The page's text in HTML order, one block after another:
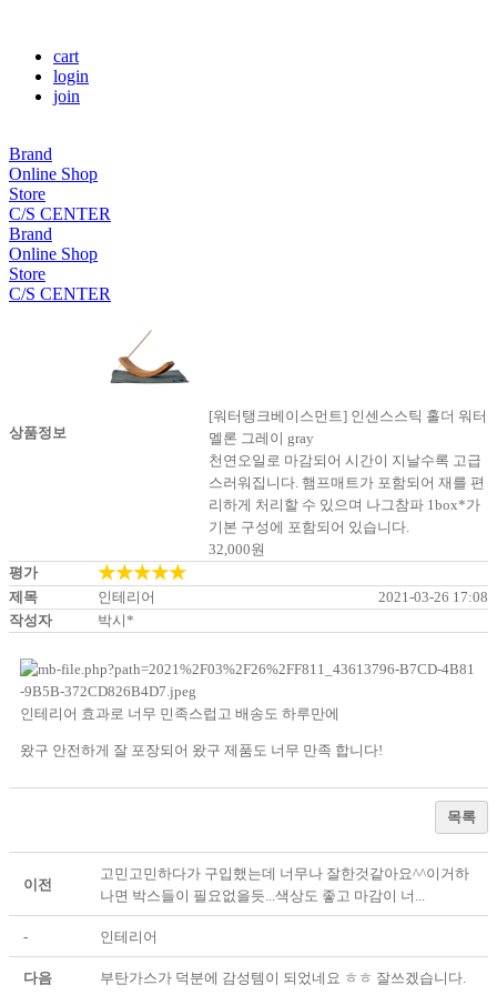
cart
login
join
Brand
Online Shop
Store
C/S CENTER
Brand
Online Shop
Store
C/S CENTER
상품정보
[워터탱크베이스먼트] 인센스스틱 홀더 워터
멜론 그레이 gray
천연오일로 마감되어 시간이 지날수록 고급
스러워집니다. 햄프매트가 포함되어 재를 편
리하게 처리할 수 있으며 나그참파 1box*가
기본 구성에 포함되어 있습니다.
32,000원
평가
★★★★★
제목 인테리어
2021-03-26 17:08
작성자
박시*
인테리어 효과로 너무 민족스럽고 배송도 하루만에
왔구 안전하게 잘 포장되어 왔구 제품도 너무 만족 합니다!
목록
이전
고민고민하다가 구입했는데 너무나 잘한것같아요^^이거하
나면 박스들이 필요없을듯...색상도 좋고 마감이 너...
- 인테리어
다음 부탄가스가 덕분에 감성템이 되었네요 ㅎㅎ 잘쓰겠습니다.